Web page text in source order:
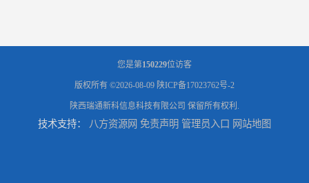
您是第150229位访客
版权所有 ©2026-08-09 陕ICP备17023762号-2
陕西瑞通新科信息科技有限公司 保留所有权利.
技术支持： 八方资源网 免责声明 管理员入口 网站地图